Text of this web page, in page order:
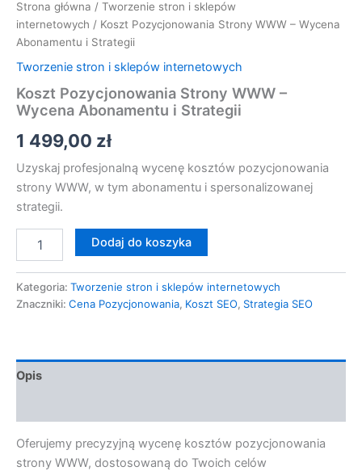
Strona główna / Tworzenie stron i sklepów
internetowych / Koszt Pozycjonowania Strony WWW – Wycena
Abonamentu i Strategii
Tworzenie stron i sklepów internetowych
Koszt Pozycjonowania Strony WWW –
Wycena Abonamentu i Strategii
1 499,00 zł
Uzyskaj profesjonalną wycenę kosztów pozycjonowania
strony WWW, w tym abonamentu i spersonalizowanej
strategii.
Dodaj do koszyka
Kategoria: Tworzenie stron i sklepów internetowych
Znaczniki: Cena Pozycjonowania, Koszt SEO, Strategia SEO
Opis
Oferujemy precyzyjną wycenę kosztów pozycjonowania
strony WWW, dostosowaną do Twoich celów